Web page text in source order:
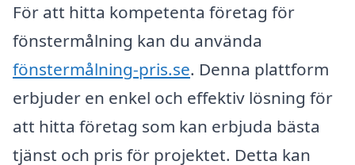
För att hitta kompetenta företag för
fönstermålning kan du använda
fönstermålning-pris.se. Denna plattform
erbjuder en enkel och effektiv lösning för
att hitta företag som kan erbjuda bästa
tjänst och pris för projektet. Detta kan